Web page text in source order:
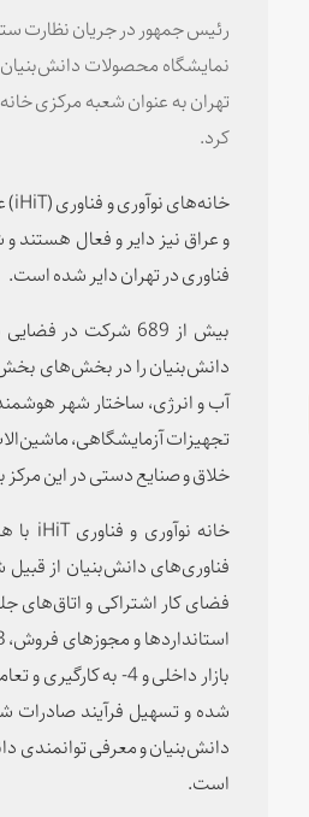
رئیس جمهور در جریان نظارت
تهران‌ به عنوان شعبه مرکزی
کرد.
خانه‌های نوآوری و فناوری (iHiT
)
و عراق نیز دایر و فعال هستند
فناوری در تهران دایر شده است.
دانش‌بنیان را در بخش‌های بخش
آب و انرژی، ساختار شهر
تجهیزات آزمایشگاهی،
خلاق و صنایع دستی در این
خانه نوآوری و فناوریiHiT
فناوری‌های دانش‌بنیان از
بازار داخلی و 4- به
شده و تسهیل فرآیند صادرات
دانش‌بنیان و معرفی توانمندی
است.